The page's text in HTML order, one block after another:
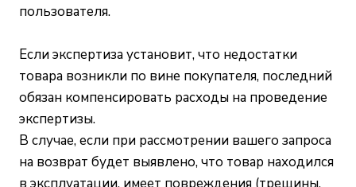
пользователя.
Если экспертиза установит, что недостатки
товара возникли по вине покупателя, последний
обязан компенсировать расходы на проведение
экспертизы.
В случае, если при рассмотрении вашего запроса
на возврат будет выявлено, что товар находился